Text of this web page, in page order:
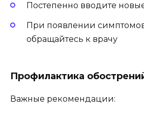
Постепенно вводите
При появлении
обращайтесь к врачу
Профилактика
Важные рекомендации: